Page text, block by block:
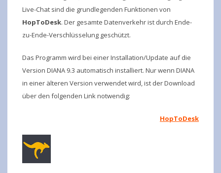
Live-Chat sind die grundlegenden Funktionen von
HopToDesk. Der gesamte Datenverkehr ist durch Ende-
zu-Ende-Verschlüsselung geschützt.
Das Programm wird bei einer Installation/Update auf die
Version DIANA 9.3 automatisch installiert. Nur wenn DIANA
in einer älteren Version verwendet wird, ist der Download
über den folgenden Link notwendig:
HopToDesk